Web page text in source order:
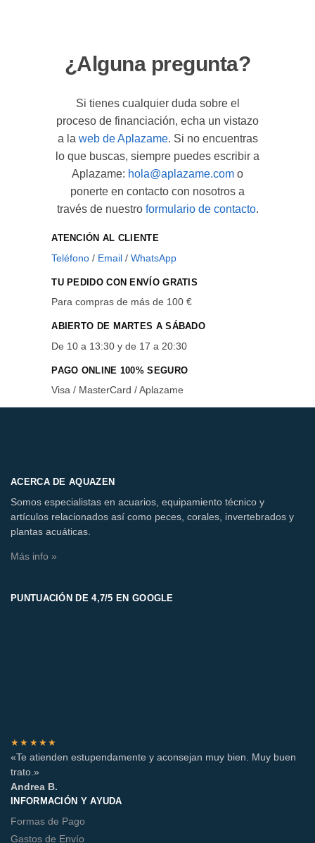
¿Alguna pregunta?
Si tienes cualquier duda sobre el
proceso de financiación, echa un vistazo
a la web de Aplazame. Si no encuentras
lo que buscas, siempre puedes escribir a
Aplazame: hola@aplazame.com o
ponerte en contacto con nosotros a
través de nuestro formulario de contacto.
ATENCIÓN AL CLIENTE
Teléfono / Email /WhatsApp
TU PEDIDO CON ENVÍO GRATIS
Para compras de más de 100 €
ABIERTO DE MARTES A SÁBADO
De 10 a 13:30 y de 17 a 20:30
PAGO ONLINE 100% SEGURO
Visa / MasterCard / Aplazame
ACERCA DE AQUAZEN
Somos especialistas en acuarios, equipamiento técnico y
artículos relacionados así como peces, corales, invertebrados y
plantas acuáticas.
Más info »
PUNTUACIÓN DE 4,7/5 EN GOOGLE
★★★★★
«Te atienden estupendamente y aconsejan muy bien. Muy buen
trato.»
Andrea B.
INFORMACIÓN Y AYUDA
Formas de Pago
Gastos de Envío